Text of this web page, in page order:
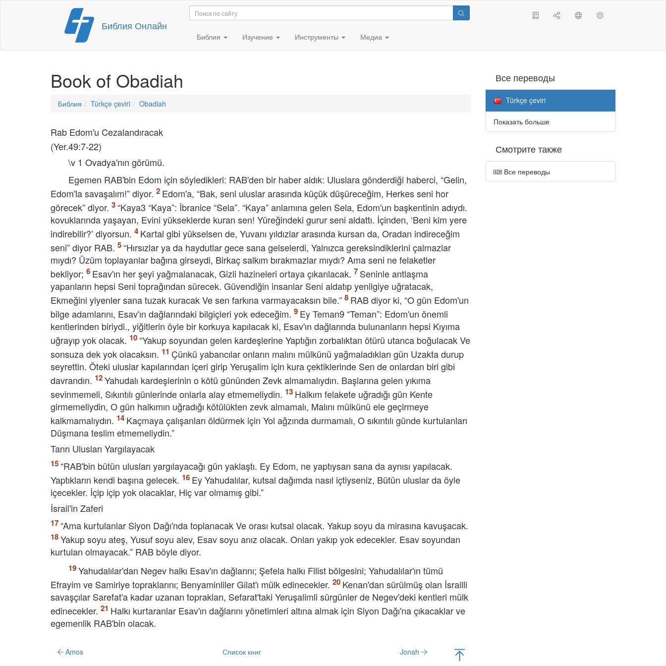
Перейти
содержимому
Библия Онлайн
Библия Изучение Инструменты Медиа
Book of Obadiah
Библия Türkçe çeviri Obadiah
Rab Edom'u Cezalandıracak
(Yer.49:7-22)
\v 1 Ovadya'nın görümü.
Egemen RAB'bin Edom için söyledikleri: RAB'den bir haber aldık: Uluslara gönderdiği haberci, “Gelin,
Edom'la savaşalım!” diyor.
Edom'a, “Bak, seni uluslar arasında küçük düşüreceğim, Herkes seni hor
görecek” diyor.
“Kaya3 “Kaya”: İbranice “Sela”. “Kaya” anlamına gelen Sela, Edom'un başkentinin adıydı.
kovuklarında yaşayan, Evini yükseklerde kuran sen! Yüreğindeki gurur seni aldattı. İçinden, ‘Beni kim yere
indirebilir?’ diyorsun.
Kartal gibi yükselsen de, Yuvanı yıldızlar arasında kursan da, Oradan indireceğim
seni” diyor RAB.
“Hırsızlar ya da haydutlar gece sana gelselerdi, Yalnızca gereksindiklerini çalmazlar
mıydı? Üzüm toplayanlar bağına girseydi, Birkaç salkım bırakmazlar mıydı? Ama seni ne felaketler
bekliyor;
Esav'ın her şeyi yağmalanacak, Gizli hazineleri ortaya çıkarılacak.
Seninle antlaşma
yapanların hepsi Seni toprağından sürecek. Güvendiğin insanlar Seni aldatıp yenilgiye uğratacak,
Ekmeğini yiyenler sana tuzak kuracak Ve sen farkına varmayacaksın bile.”
RAB diyor ki, “O gün Edom'un
bilge adamlarını, Esav'ın dağlarındaki bilgiçleri yok edeceğim.
Ey Teman9 “Teman”: Edom'un önemli
kentlerinden biriydi., yiğitlerin öyle bir korkuya kapılacak ki, Esav'ın dağlarında bulunanların hepsi Kıyıma
uğrayıp yok olacak.
“Yakup soyundan gelen kardeşlerine Yaptığın zorbalıktan ötürü utanca boğulacak Ve
sonsuza dek yok olacaksın.
Çünkü yabancılar onların malını mülkünü yağmaladıkları gün Uzakta durup
seyrettin. Öteki uluslar kapılarından içeri girip Yeruşalim için kura çektiklerinde Sen de onlardan biri gibi
davrandın.
Yahudalı kardeşlerinin o kötü gününden Zevk almamalıydın. Başlarına gelen yıkıma
sevinmemeli, Sıkıntılı günlerinde onlarla alay etmemeliydin.
Halkım felakete uğradığı gün Kente
girmemeliydin, O gün halkımın uğradığı kötülükten zevk almamalı, Malını mülkünü ele geçirmeye
kalkmamalıydın.
Kaçmaya çalışanları öldürmek için Yol ağzında durmamalı, O sıkıntılı günde kurtulanları
Düşmana teslim etmemeliydin.”
Tanrı Ulusları Yargılayacak
“RAB'bin bütün ulusları yargılayacağı gün yaklaştı. Ey Edom, ne yaptıysan sana da aynısı yapılacak.
Yaptıkların kendi başına gelecek.
Ey Yahudalılar, kutsal dağımda nasıl içtiyseniz, Bütün uluslar da öyle
içecekler. İçip içip yok olacaklar, Hiç var olmamış gibi.”
İsrail'in Zaferi
“Ama kurtulanlar Siyon Dağı'nda toplanacak Ve orası kutsal olacak. Yakup soyu da mirasına kavuşacak.
Yakup soyu ateş, Yusuf soyu alev, Esav soyu anız olacak. Onları yakıp yok edecekler. Esav soyundan
kurtulan olmayacak.” RAB böyle diyor.
Yahudalılar'dan Negev halkı Esav'ın dağlarını; Şefela halkı Filist bölgesini; Yahudalılar'ın tümü
Efrayim ve Samiriye topraklarını; Benyaminliler Gilat'ı mülk edinecekler.
Kenan'dan sürülmüş olan İsrailli
savaşçılar Sarefat'a kadar uzanan toprakları, Sefarat'taki Yeruşalimli sürgünler de Negev'deki kentleri mülk
edinecekler.
Halkı kurtaranlar Esav'ın dağlarını yönetimleri altına almak için Siyon Dağı'na çıkacaklar ve
egemenlik RAB'bin olacak.
Amos Список книг Jonah
Все переводы
Türkçe çeviri
Показать больше
Смотрите также
Все переводы